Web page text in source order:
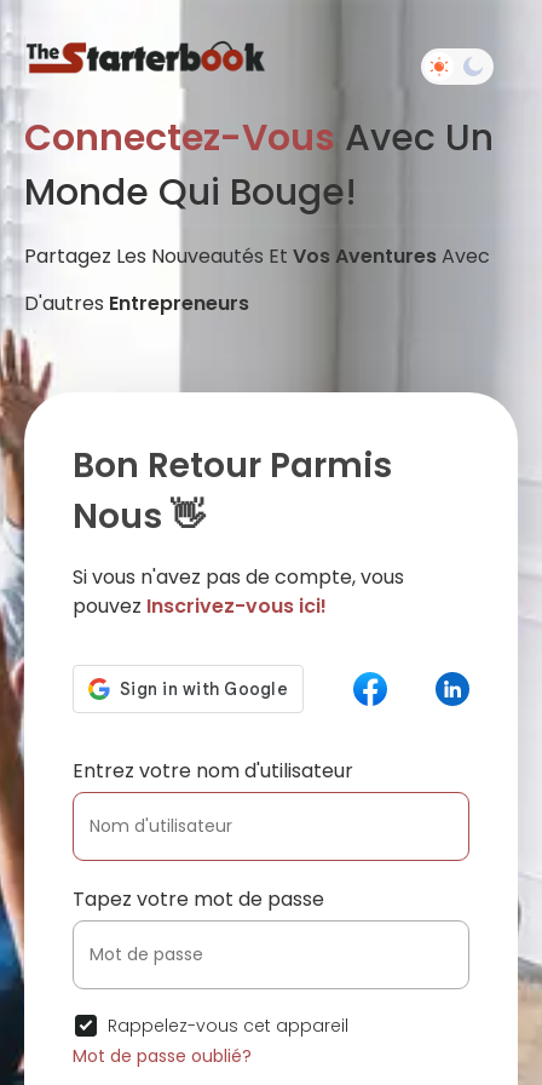
Connectez-Vous Avec Un
Monde Qui Bouge!
Partagez Les Nouveautés Et Vos AventuresAvec
D'autres Entrepreneurs
Bon Retour Parmis
Nous 👋
Si vous n'avez pas de compte, vous
pouvez Inscrivez-vous ici!
Entrez votre nom d'utilisateur
Tapez votre mot de passe
Rappelez-vous cet appareil
Mot de passe oublié?